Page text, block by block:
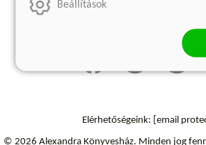
Elérhetőségeink: [email
© 2026 Alexandra Könyvesház. Minden jog
Beállítások